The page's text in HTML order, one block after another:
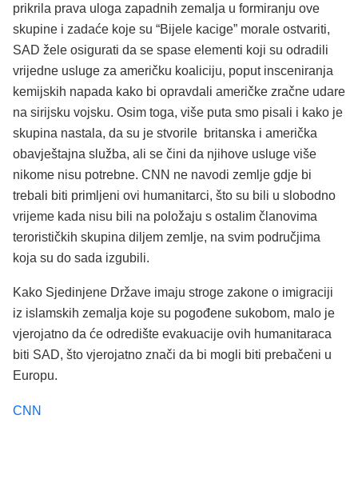
prikrila prava uloga zapadnih zemalja u formiranju ove
skupine i zadaće koje su “Bijele kacige” morale ostvariti,
SAD žele osigurati da se spase elementi koji su odradili
vrijedne usluge za američku koaliciju, poput insceniranja
kemijskih napada kako bi opravdali američke zračne udare
na sirijsku vojsku. Osim toga, više puta smo pisali i kako je
skupina nastala, da su je stvorile britanska i američka
obavještajna služba, ali se čini da njihove usluge više
nikome nisu potrebne. CNN ne navodi zemlje gdje bi
trebali biti primljeni ovi humanitarci, što su bili u slobodno
vrijeme kada nisu bili na položaju s ostalim članovima
terorističkih skupina diljem zemlje, na svim područjima
koja su do sada izgubili.
Kako Sjedinjene Države imaju stroge zakone o imigraciji
iz islamskih zemalja koje su pogođene sukobom, malo je
vjerojatno da će odredište evakuacije ovih humanitaraca
biti SAD, što vjerojatno znači da bi mogli biti prebačeni u
Europu.
CNN